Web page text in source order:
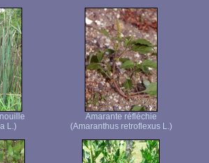
L.)
Amarante réfléchie
(Amaranthus retroflexus L.)